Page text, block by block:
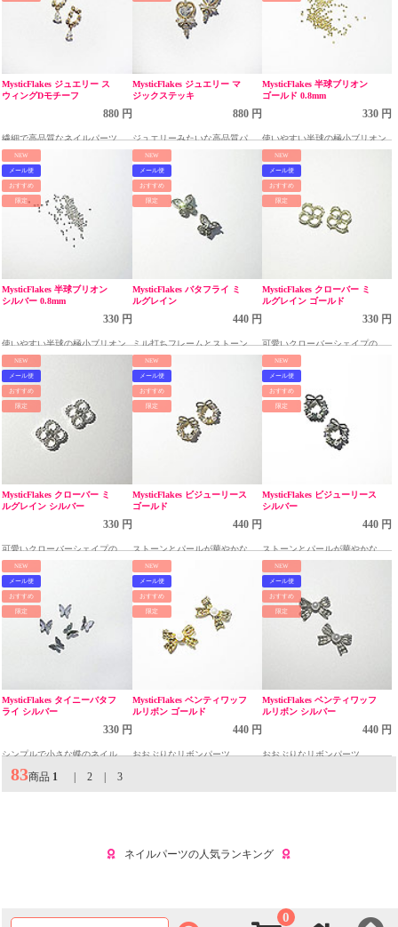
0
MysticFlakes ジュエリー ス
ウィングDモチーフ
880 円
繊細で高品質なネイルパーツ
MysticFlakes ジュエリー マ
ジックステッキ
880 円
ジュエリーみたいな高品質パー
ツ
MysticFlakes 半球ブリオン
ゴールド 0.8mm
330 円
使いやすい半球の極小ブリオン
NEW
メール便
おすすめ
限定
MysticFlakes 半球ブリオン
シルバー 0.8mm
330 円
使いやすい半球の極小ブリオン
NEW
メール便
おすすめ
限定
MysticFlakes バタフライ ミ
ルグレイン
440 円
ミル打ちフレームとストーンの
ダブルバタフライパーツ
NEW
メール便
おすすめ
限定
MysticFlakes クローバー ミ
ルグレイン ゴールド
330 円
可愛いクローバーシェイプのパ
ーツ
NEW
メール便
おすすめ
限定
MysticFlakes クローバー ミ
ルグレイン シルバー
330 円
可愛いクローバーシェイプのパ
ーツ
NEW
メール便
おすすめ
限定
MysticFlakes ビジューリース
ゴールド
440 円
ストーンとパールが華やかなリ
ースパーツ
NEW
メール便
おすすめ
限定
MysticFlakes ビジューリース
シルバー
440 円
ストーンとパールが華やかなリ
ースパーツ
NEW
メール便
おすすめ
限定
MysticFlakes タイニーバタフ
ライ シルバー
330 円
シンプルで小さな蝶のネイルパ
ーツ
NEW
メール便
おすすめ
限定
MysticFlakes ベンティワッフ
ルリボン ゴールド
440 円
おおぶりなリボンパーツ
NEW
メール便
おすすめ
限定
MysticFlakes ベンティワッフ
ルリボン シルバー
440 円
おおぶりなリボンパーツ
83商品 1 | 2 | 3
ネイルパーツの人気ランキング